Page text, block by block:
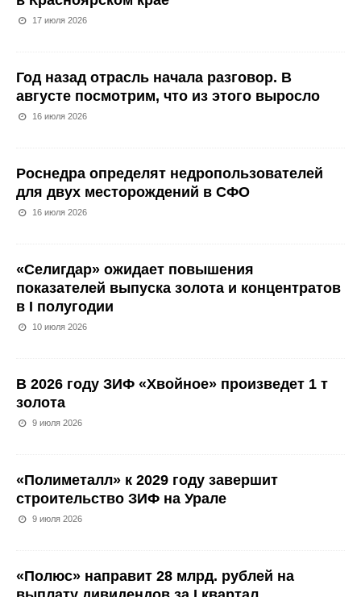
17 июля 2026
Год назад отрасль начала разговор. В
августе посмотрим, что из этого выросло
16 июля 2026
Роснедра определят недропользователей
для двух месторождений в СФО
16 июля 2026
«Селигдар» ожидает повышения
показателей выпуска золота и концентратов
в I полугодии
10 июля 2026
В 2026 году ЗИФ «Хвойное» произведет 1 т
золота
9 июля 2026
«Полиметалл» к 2029 году завершит
строительство ЗИФ на Урале
9 июля 2026
«Полюс» направит 28 млрд. рублей на